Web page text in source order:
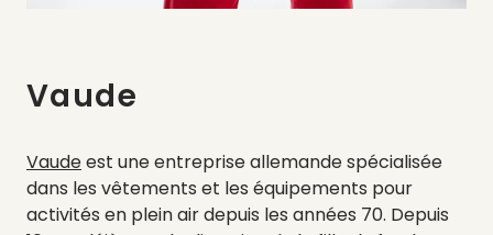
Vaude
Vaudeest une entreprise allemande spécialisée
dans les vêtements et les équipements pour
activités en plein air depuis les années 70. Depuis